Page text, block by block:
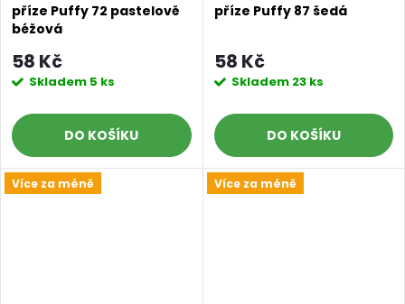
příze Puffy 72 pastelově
béžová
58 Kč
Skladem 5 ks
DO KOŠÍKU
příze Puffy 87 šedá
58 Kč
Skladem 23 ks
DO KOŠÍKU
Více za méně Více za méně